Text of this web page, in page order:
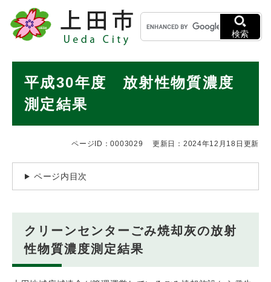
メニューを飛ばして本文へ
キ
ー
ワ
検
検索
平成30年度 放射性物質濃度
測定結果
ページID：0003029 更新日：2024年12月18日更新
ページ内目次
クリーンセンターごみ焼却灰の放射
性物質濃度測定結果